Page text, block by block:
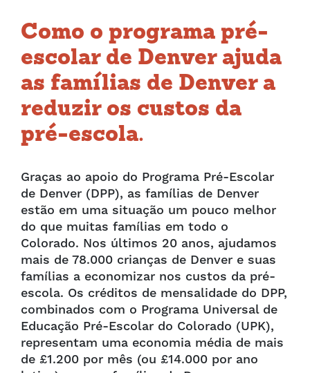
Como o programa pré-
escolar de Denver ajuda
as famílias de Denver a
reduzir os custos da
pré-escola.
Graças ao apoio do Programa Pré-Escolar
de Denver (DPP), as famílias de Denver
estão em uma situação um pouco melhor
do que muitas famílias em todo o
Colorado. Nos últimos 20 anos, ajudamos
mais de 78.000 crianças de Denver e suas
famílias a economizar nos custos da pré-
escola. Os créditos de mensalidade do DPP,
combinados com o Programa Universal de
Educação Pré-Escolar do Colorado (UPK),
representam uma economia média de mais
de £1.200 por mês (ou £14.000 por ano